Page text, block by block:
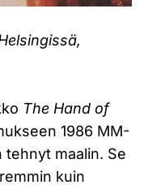
The Hand of
1986 MM-
tehnyt maalin. Se
kuin